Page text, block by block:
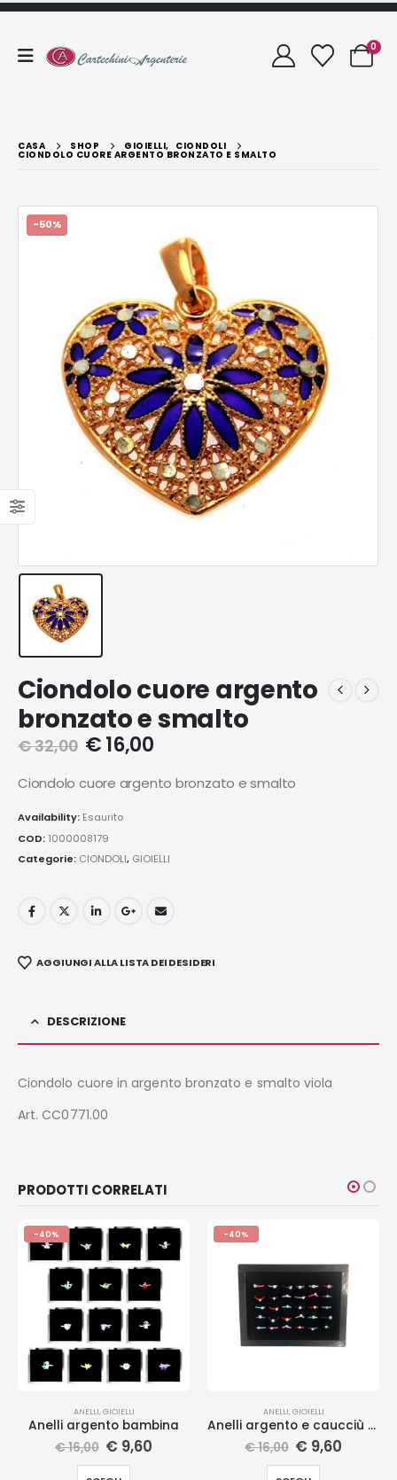
0
CASA SHOP GIOIELLI, CIONDOLI
CIONDOLO CUORE ARGENTO BRONZATO E SMALTO
-50%
Ciondolo cuore argento
bronzato e smalto
€32,00 €16,00
Ciondolo cuore argento bronzato e smalto
Availability: Esaurito
COD: 1000008179
Categorie: CIONDOLI, GIOIELLI
AGGIUNGI ALLA LISTA DEI DESIDERI
DESCRIZIONE
Ciondolo cuore in argento bronzato e smalto viola
Art. CC0771.00
PRODOTTI CORRELATI
-40%
ANELLI,GIOIELLI
Anelli argento bambina
€16,00 € 9,60
-40%
ANELLI,GIOIELLI
Anelli argento e caucciù colorati
€16,00 € 9,60